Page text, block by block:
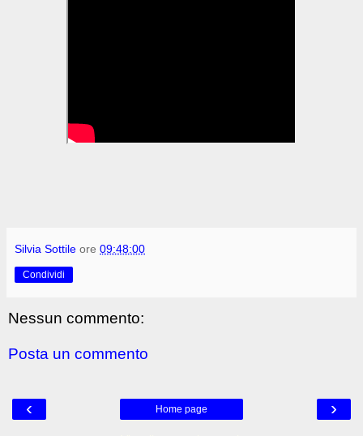
Silvia Sottile ore 09:48:00
Condividi
Nessun commento:
Posta un commento
‹ ›
Home page